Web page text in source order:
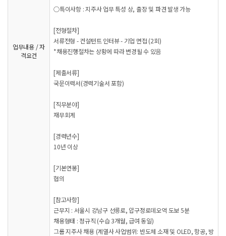
업무내용 / 자
격요건
○특이사항 : 지주사 업무 특성 상, 출장 및 파견 발생 가능
[전형절차]
서류전형 - 컨설턴트 인터뷰 - 기업 면접 (2회)
*채용진행절차는 상황에 따라 변경될 수 있음
[제출서류]
국문이력서(경력기술서 포함)
[직무분야]
재무회계
[경력년수]
10년 이상
[기본연봉]
협의
[참고사항]
근무지 : 서울시 강남구 선릉로, 압구정로데오역 도보 5분
채용형태 : 정규직 (수습 3개월, 급여 동일)
그룹 지주사 채용 (계열사 사업범위: 반도체 소재 및 OLED, 항공, 방